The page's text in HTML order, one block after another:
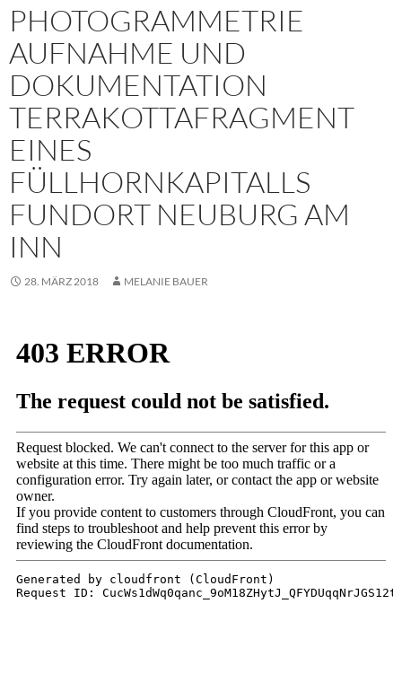
PHOTOGRAMMETRIE
AUFNAHME UND
DOKUMENTATION
TERRAKOTTAFRAGMENT
EINES
FÜLLHORNKAPITALLS
FUNDORT NEUBURG AM
INN
28. MÄRZ 2018 MELANIE BAUER